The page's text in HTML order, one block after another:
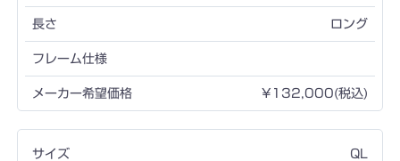
ロング
¥132,000(税込)
QL